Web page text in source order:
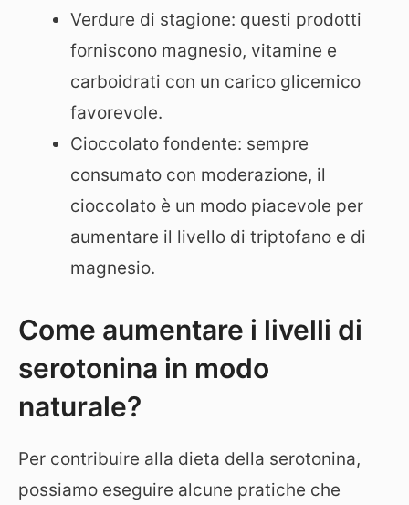
Verdure di stagione: questi prodotti
forniscono magnesio, vitamine e
carboidrati con un carico glicemico
favorevole.
Cioccolato fondente: sempre
consumato con moderazione, il
cioccolato è un modo piacevole per
aumentare il livello di triptofano e di
magnesio.
Come aumentare i livelli di
serotonina in modo
naturale?
Per contribuire alla dieta della serotonina,
possiamo eseguire alcune pratiche che